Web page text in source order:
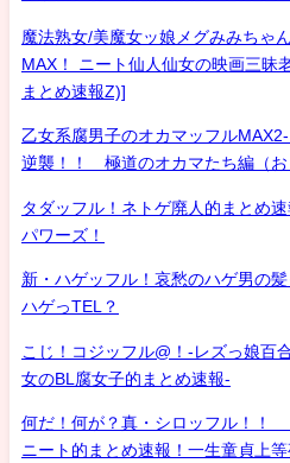
魔法熟女/美魔女ッ娘メグみみちゃ
MAX！ ニート仙人仙女の映画三昧
まとめ速報Z)]
乙女系腐男子のオカマッフル
逆襲！！ 極道のオカマたち編（お
タダッフル！ネトゲ廃人的まとめ
パワーズ！
新・ハゲッフル！哀愁のハゲ男の
ハゲっTEL？
こじ！コジッフル@！-レズっ娘百
女のBL腐女子的まとめ速報-
何だ！何が？真・シロッフル！
ニート的まとめ速報！一生童貞上等